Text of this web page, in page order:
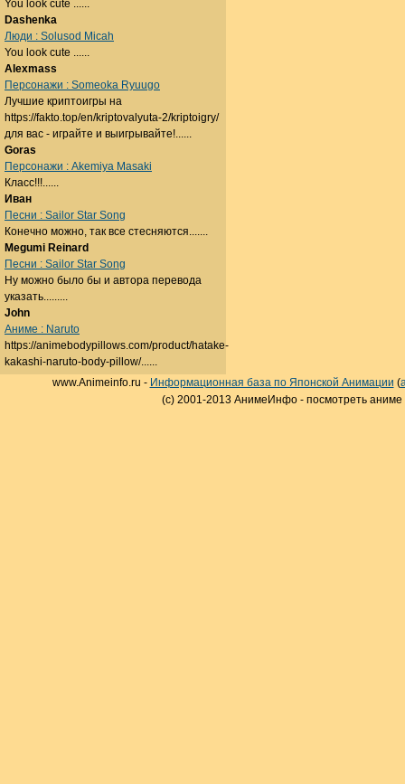
You look cute ......
Dashenka
Люди : Solusod Micah
You look cute ......
Alexmass
Персонажи : Someoka Ryuugo
Лучшие криптоигры на
https://fakto.top/en/kriptovalyuta-2/kriptoigry/
для вас - играйте и выигрывайте!......
Goras
Персонажи : Akemiya Masaki
Класс!!!......
Иван
Песни : Sailor Star Song
Конечно можно, так все стесняются.......
Megumi Reinard
Песни : Sailor Star Song
Ну можно было бы и автора перевода
указать.........
John
Аниме : Naruto
https://animebodypillows.com/product/hatake-
kakashi-naruto-body-pillow/......
www.Animeinfo.ru - Информационная база по Японской Анимации (
(c) 2001-2013 АнимеИнфо - посмотреть аниме